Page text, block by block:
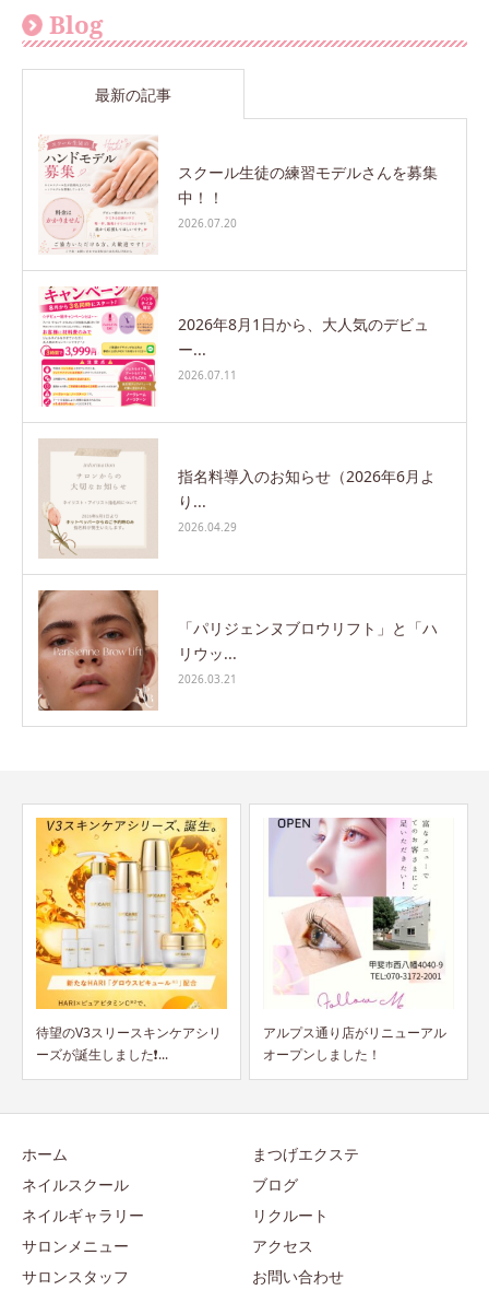
Blog
最新の記事
スクール生徒の練習モデルさんを募集
中！！
2026.07.20
2026年8月1日から、大人気のデビュ
ー...
2026.07.11
指名料導入のお知らせ（2026年6月よ
り...
2026.04.29
「パリジェンヌブロウリフト」と「ハ
リウッ...
2026.03.21
待望のV3スリースキンケアシリ
ーズが誕生しました❗...
アルプス通り店がリニューアル
オープンしました！
ホーム
ネイルスクール
ネイルギャラリー
サロンメニュー
サロンスタッフ
まつげエクステ
ブログ
リクルート
アクセス
お問い合わせ